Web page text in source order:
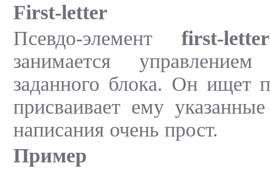
First-letter
Псевдо-элементfirst-
занимается
заданного блока. Он ищет
присваивает ему
написания очень прост.
Пример